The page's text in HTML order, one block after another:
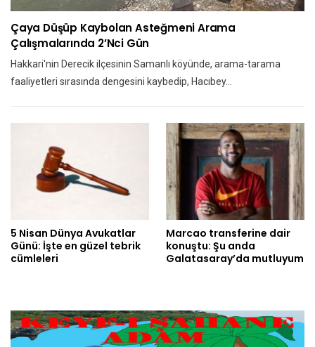
Çaya Düşüp Kaybolan Asteğmeni Arama
Çalışmalarında 2’nci Gün
Hakkari'nin Derecik ilçesinin Samanlı köyünde, arama-tarama
faaliyetleri sırasında dengesini kaybedip, Hacıbey…
5 Nisan Dünya Avukatlar
Günü: İşte en güzel tebrik
cümleleri
Marcao transferine dair
konuştu: Şu anda
Galatasaray’da mutluyum